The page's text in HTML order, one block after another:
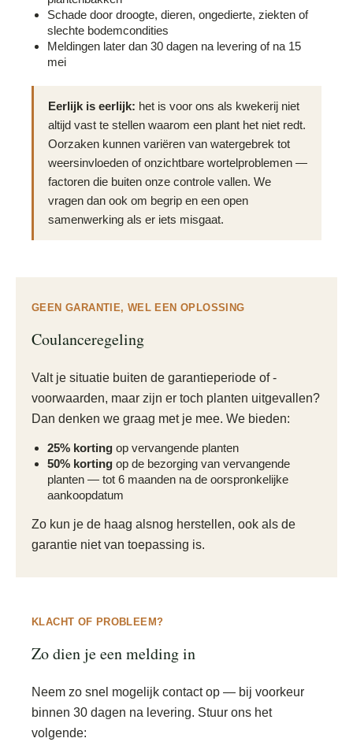
Schade door droogte, dieren, ongedierte, ziekten of
slechte bodemcondities
Meldingen later dan 30 dagen na levering of na 15
mei
Eerlijk is eerlijk: het is voor ons als kwekerij niet
altijd vast te stellen waarom een plant het niet redt.
Oorzaken kunnen variëren van watergebrek tot
weersinvloeden of onzichtbare wortelproblemen —
factoren die buiten onze controle vallen. We
vragen dan ook om begrip en een open
samenwerking als er iets misgaat.
GEEN GARANTIE, WEL EEN OPLOSSING
Coulanceregeling
Valt je situatie buiten de garantieperiode of -
voorwaarden, maar zijn er toch planten uitgevallen?
Dan denken we graag met je mee. We bieden:
25% korting op vervangende planten
50% korting op de bezorging van vervangende
planten — tot 6 maanden na de oorspronkelijke
aankoopdatum
Zo kun je de haag alsnog herstellen, ook als de
garantie niet van toepassing is.
KLACHT OF PROBLEEM?
Zo dien je een melding in
Neem zo snel mogelijk contact op — bij voorkeur
binnen 30 dagen na levering. Stuur ons het
volgende: